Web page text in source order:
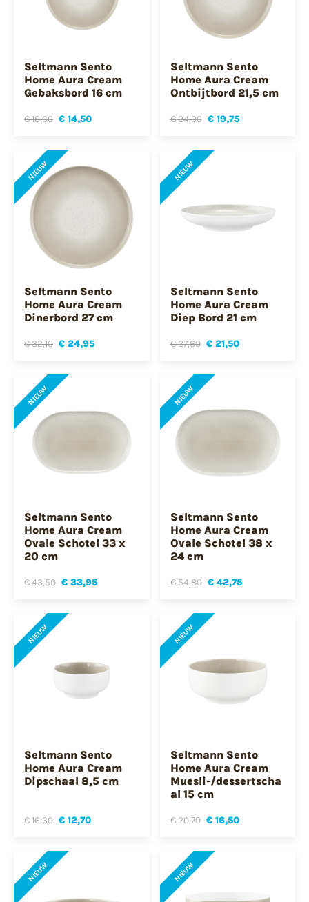
Seltmann Sento
Home Aura Cream
Gebaksbord 16 cm
€ 18,60 € 14,50
Seltmann Sento
Home Aura Cream
Ontbijtbord 21,5 cm
€ 24,90 € 19,75
NIEUW
Seltmann Sento
Home Aura Cream
Dinerbord 27 cm
€ 32,10 € 24,95
NIEUW
Seltmann Sento
Home Aura Cream
Diep Bord 21 cm
€ 27,60 € 21,50
NIEUW
Seltmann Sento
Home Aura Cream
Ovale Schotel 33 x
20 cm
€ 43,50 € 33,95
NIEUW
Seltmann Sento
Home Aura Cream
Ovale Schotel 38 x
24 cm
€ 54,80 € 42,75
NIEUW
Seltmann Sento
Home Aura Cream
Dipschaal 8,5 cm
€ 16,30 € 12,70
NIEUW
Seltmann Sento
Home Aura Cream
Muesli-/dessertscha
al 15 cm
€ 20,70 € 16,50
NIEUW NIEUW